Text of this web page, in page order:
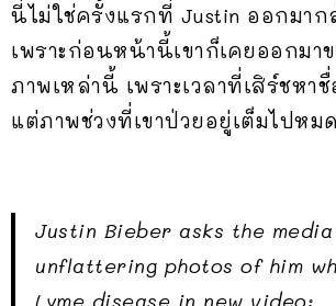
นี่ไม่ใช่ครั้งแรกที่ Justin ออกมาก
เพราะก่อนหน้านี้เขาก็เคยออกมา
ภาพเหล่านี้ เพราะเวลาที่เสิร์ชหา
แต่ภาพช่วงที่เขาป่วยอยู่เต็มไปหมด
Justin Bieber asks the
unflattering photos of him
Lyme disease in new video: